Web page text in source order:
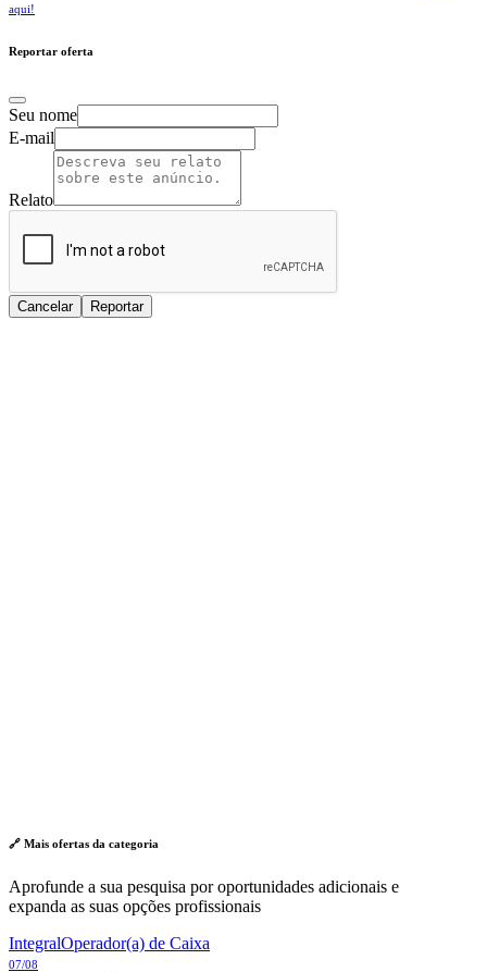
aqui!
Reportar oferta
Seu nome
E-mail
Relato
Cancelar Reportar
🔗 Mais ofertas da categoria
Aprofunde a sua pesquisa por oportunidades adicionais e
expanda as suas opções profissionais
IntegralOperador(a) de Caixa
07/08